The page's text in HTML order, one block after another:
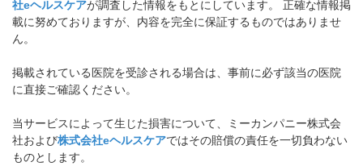
社eヘルスケアが調査した情報をもとにしています。 正確な情報掲
載に努めておりますが、内容を完全に保証するものではありませ
ん。
掲載されている医院を受診される場合は、事前に必ず該当の医院
に直接ご確認ください。
当サービスによって生じた損害について、ミーカンパニー株式会
社および株式会社eヘルスケアではその賠償の責任を一切負わない
ものとします。